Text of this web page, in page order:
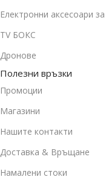
Електронни аксесоари
TV БОКС
Дронове
Полезни връзки
Промоции
Магазини
Нашите контакти
Доставка & Връщане
Намалени стоки